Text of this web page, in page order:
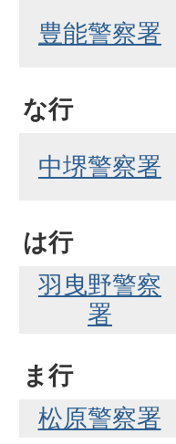
豊能警察署
な行
中堺警察署
は行
羽曳野警察
署
ま行
松原警察署